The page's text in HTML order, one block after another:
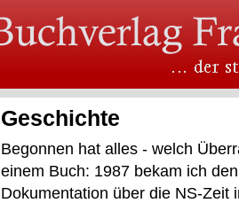
Geschichte
Begonnen hat alles - welch
einem Buch: 1987 bekam ich
Dokumentation über die NS-Zeit